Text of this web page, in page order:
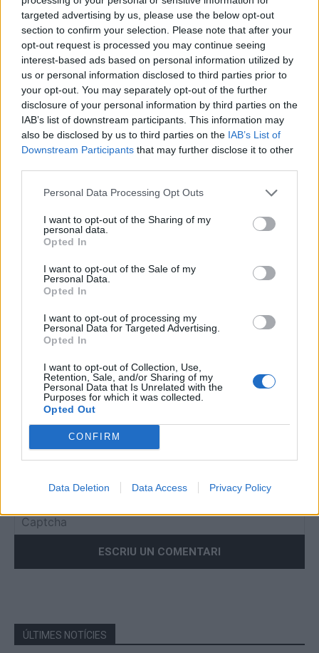
targeted advertising by us, please use the below opt-out
section to confirm your selection. Please note that after your
opt-out request is processed you may continue seeing
interest-based ads based on personal information utilized by
us or personal information disclosed to third parties prior to
your opt-out. You may separately opt-out of the further
disclosure of your personal information by third parties on the
IAB’s list of downstream participants. This information may
also be disclosed by us to third parties on the IAB’s List of
Downstream Participants that may further disclose it to other
Personal Data Processing Opt Outs
I want to opt-out of the Sharing of my
personal data.
Opted In
I want to opt-out of the Sale of my
Personal Data.
Opted In
I want to opt-out of processing my
Personal Data for Targeted Advertising.
Opted In
I want to opt-out of Collection, Use,
Retention, Sale, and/or Sharing of my
Personal Data that Is Unrelated with the
Purposes for which it was collected.
Opted Out
CONFIRM
Data Deletion Data Access Privacy Policy
Ciclisme
Ciclisme
Hugo Marrasé s’imposa a Puigverd en el
Trofeu Júnior de la Copa Catalana
abril 21, 2026
Comentari:
the
the
CAPTCHA
ÚLTIMES NOTÍCIES